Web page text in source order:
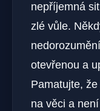
nepříjemná
zlé vůle.
otevřenou a
Pamatujte,
na věci a